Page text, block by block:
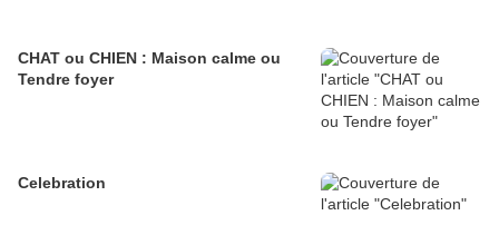
CHAT ou CHIEN : Maison calme ou
Tendre foyer
Celebration